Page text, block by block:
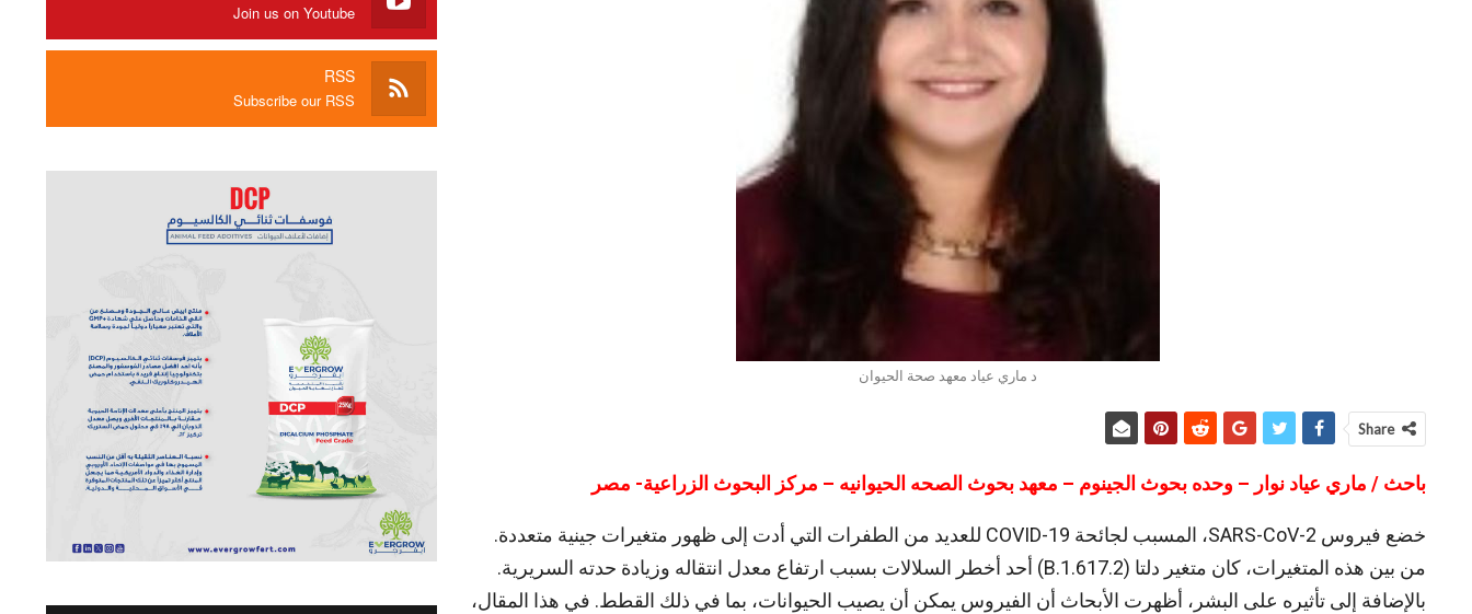
د ماري عياد معهد صحة الحيوان
Share
باحث / ماري عياد نوار – وحده بحوث الجينوم – معهد بحوث الصحه الحيوانيه – مركز البحوث الزراعية- مصر
خضع فيروس SARS-CoV-2، المسبب لجائحة COVID-19 للعديد من الطفرات التي أدت إلى ظهور متغيرات جينية متعددة.
من بين هذه المتغيرات، كان متغير دلتا (B.1.617.2) أحد أخطر السلالات بسبب ارتفاع معدل انتقاله وزيادة حدته السريرية.
بالإضافة إلى تأثيره على البشر، أظهرت الأبحاث أن الفيروس يمكن أن يصيب الحيوانات، بما في ذلك القطط. في هذا المقال،
Join us on Youtube
RSS
Subscribe our RSS